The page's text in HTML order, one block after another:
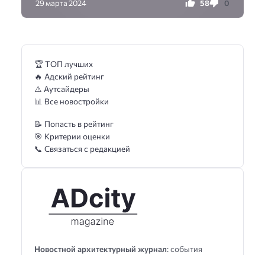
29 марта 2024 58 0
Новостной архитектурный журнал: события
🏆 ТОП лучших
🔥 Адский рейтинг
⚠️ Аутсайдеры
📊 Все новостройки
📝 Попасть в рейтинг
🎯 Критерии оценки
📞 Связаться с редакцией